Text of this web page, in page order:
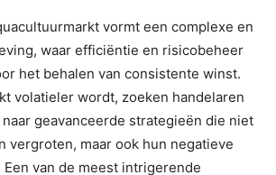
vormt een complexe en
waar efficiëntie en risicobeheer
het behalen van consistente winst.
volatieler wordt, zoeken handelaren
geavanceerde strategieën die niet
vergroten, maar ook hun negatieve
van de meest intrigerende